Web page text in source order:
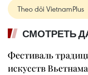
Theo dõi VietnamPlus
СМОТРЕТЬ
Фестиваль
искусств